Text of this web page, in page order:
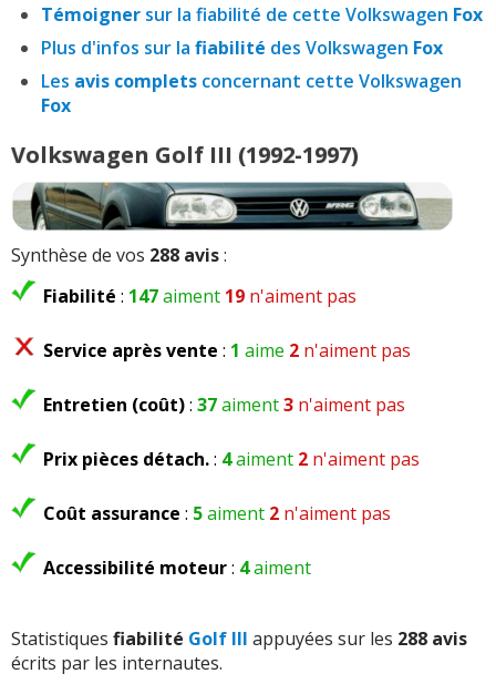
Témoigner sur la fiabilité de cette Volkswagen Fox
Plus d'infos sur la fiabilité des Volkswagen Fox
Les avis complets concernant cette Volkswagen
Fox
Volkswagen Golf III (1992-1997)
Synthèse de vos 288 avis:
Fiabilité : 147aiment 19 n'aiment pas
Service après vente : 1 aime 2 n'aiment pas
Entretien (coût): 37aiment3 n'aiment pas
Prix pièces détach.: 4aiment 2 n'aiment pas
Coût assurance : 5aiment 2 n'aiment pas
Accessibilité moteur: 4aiment
Statistiques fiabilité Golf III appuyées sur les 288 avis
écrits par les internautes.